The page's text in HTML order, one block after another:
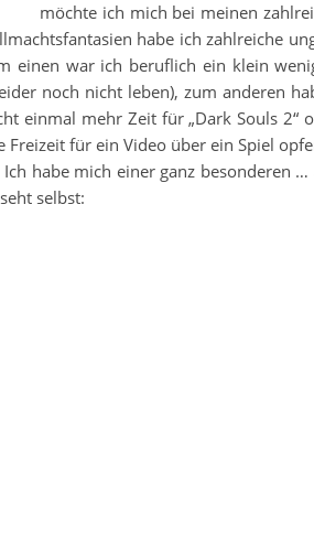
möchte ich mich bei meinen
habe ich zahlreiche
einen war ich beruflich ein klein
noch nicht leben), zum anderen
einmal mehr Zeit für „Dark Souls 2“
für ein Video über ein Spiel
Ich habe mich einer ganz besonderen
selbst: